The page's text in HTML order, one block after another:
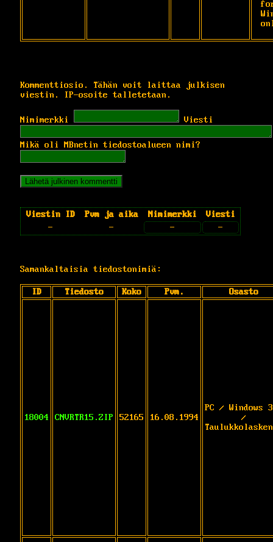
Kommenttiosio. Tähän voit laittaa julkisen
viestin. IP-osoite talletetaan.
Nimimerkki Viesti
Mikä oli MBnetin tiedostoalueen nimi?
Viestin ID Pvm ja aika Nimimerkki
Viesti
-
- - -
Samankaltaisia tiedostonimiä:
ID Tiedosto Koko Pvm. Osasto
18004 CNVRTR15.ZIP 52165 16.08.1994
PC / Windows
/